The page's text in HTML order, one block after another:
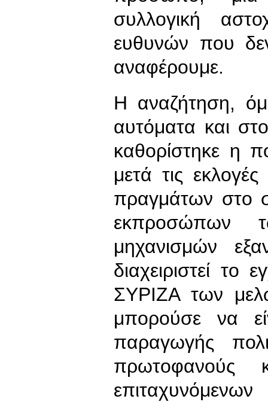
συλλογική
ευθυνών που
αναφέρουμε.
Η αναζήτηση,
αυτόματα και
καθορίστηκε η
μετά τις
πραγμάτων στο
εκπροσώπων
μηχανισμών
διαχειριστεί το
ΣΥΡΙΖΑ των
μπορούσε να
παραγωγής
πρωτοφανούς